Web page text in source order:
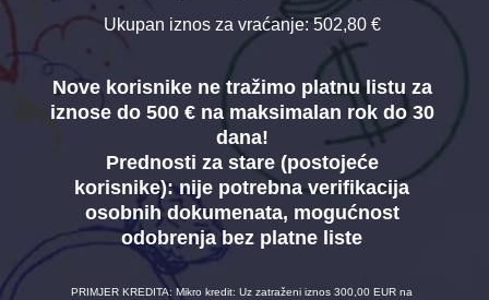
Ukupan iznos za vraćanje: 502,80 €
Nove korisnike ne tražimo platnu listu za
iznose do 500 € na maksimalan rok do 30
dana!
Prednosti za stare (postojeće
korisnike): nije potrebna verifikacija
osobnih dokumenata, mogućnost
odobrenja bez platne liste
PRIMJER KREDITA: Mikro kredit: Uz zatraženi iznos 300,00 EUR na